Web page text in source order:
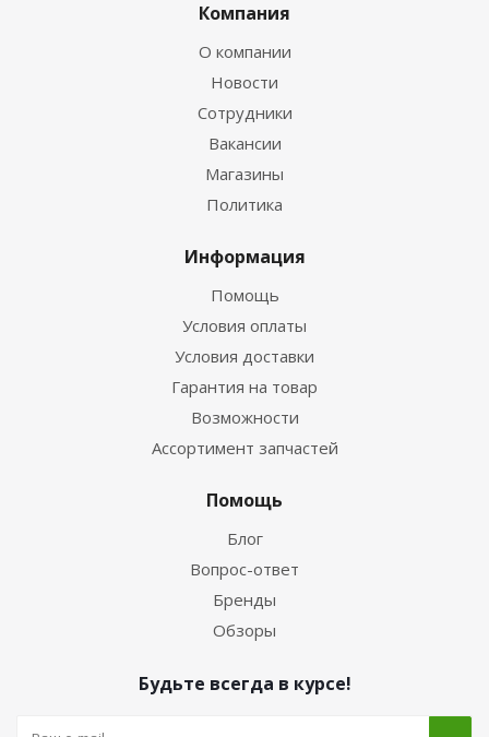
Компания
О компании
Новости
Сотрудники
Вакансии
Магазины
Политика
Информация
Помощь
Условия оплаты
Условия доставки
Гарантия на товар
Возможности
Ассортимент запчастей
Помощь
Блог
Вопрос-ответ
Бренды
Обзоры
Будьте всегда в курсе!